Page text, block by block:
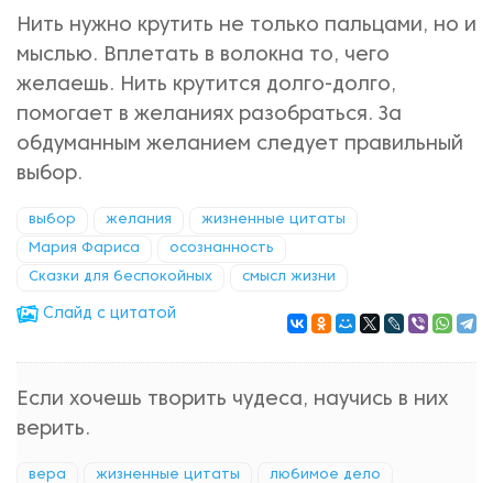
Нить нужно крутить не только пальцами, но и
мыслью. Вплетать в волокна то, чего
желаешь. Нить крутится долго-долго,
помогает в желаниях разобраться. За
обдуманным желанием следует правильный
выбор.
выбор желания жизненные цитаты
Мария Фариса осознанность
Сказки для беспокойных смысл жизни
Cлайд с цитатой
Если хочешь творить чудеса, научись в них
верить.
вера жизненные цитаты любимое дело